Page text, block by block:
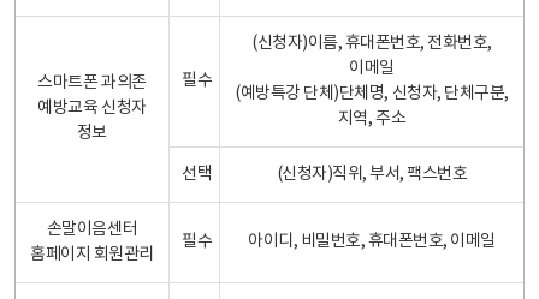
스마트폰 과의존
예방교육 신청자
정보
필수
(신청자)이름, 휴대폰번호, 전화번호,
이메일
(예방특강 단체)단체명, 신청자, 단체구분,
지역, 주소
선택 (신청자)직위, 부서, 팩스번호
손말이음센터
홈페이지 회원관리
필수 아이디, 비밀번호, 휴대폰번호, 이메일